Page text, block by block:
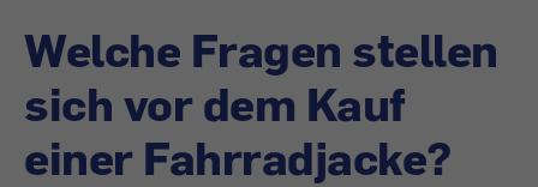
Welche Fragen stellen
sich vor dem Kauf
einer Fahrradjacke?